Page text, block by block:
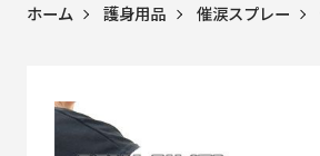
ホーム 護身用品 催涙スプレー